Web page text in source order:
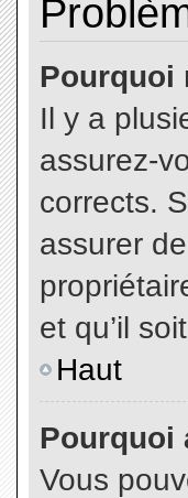
Pourquoi
Il y a
assurez-
corrects.
assurer
et qu’il
Haut
Pourquoi
Vous